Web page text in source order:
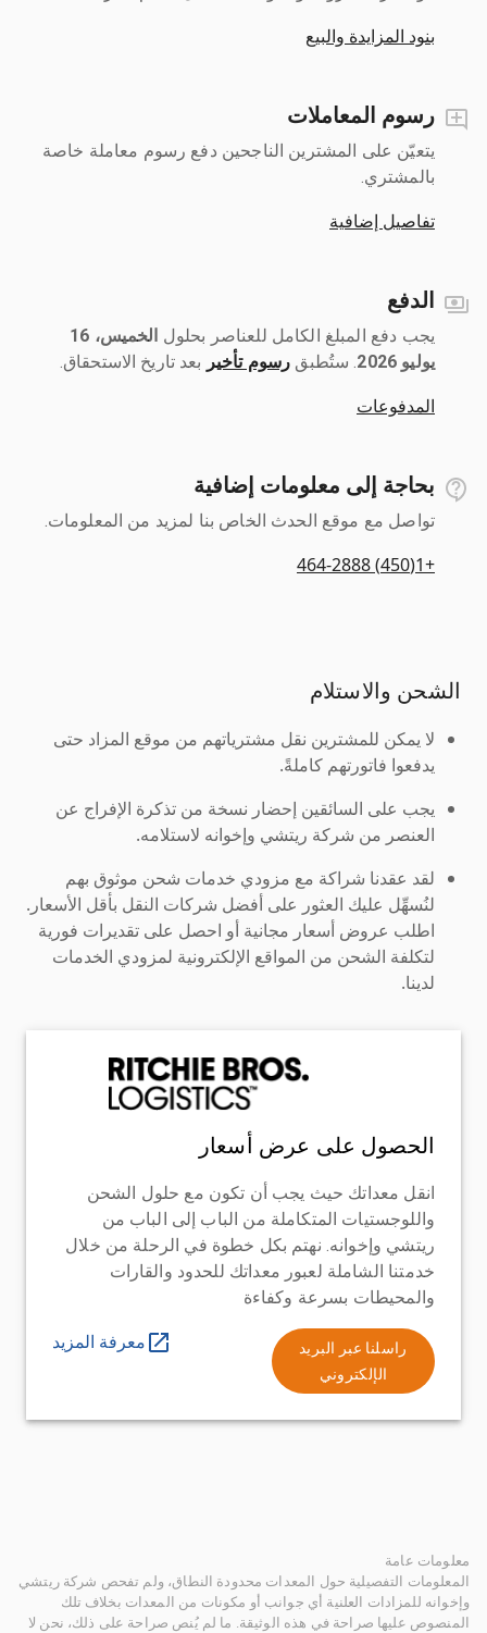
بنود المزايدة والبيع
رسوم المعاملات
يتعيّن على المشترين الناجحين دفع رسوم معاملة خاصة
بالمشتري.
تفاصيل إضافية
الدفع
يجب دفع المبلغ الكامل للعناصر بحلول ‎
الخميس، 16
يوليو 2026
رسوم تأخير بعد تاريخ الاستحقاق.
المدفوعات
بحاجة إلى معلومات إضافية
تواصل مع موقع الحدث الخاص بنا لمزيد من المعلومات.
+1(450) 464-2888
الشحن والاستلام
لا يمكن للمشترين نقل مشترياتهم من موقع المزاد حتى
يدفعوا فاتورتهم كاملةً.
يجب على السائقين إحضار نسخة من تذكرة الإفراج عن
العنصر من شركة ريتشي وإخوانه لاستلامه.
لقد عقدنا شراكة مع مزودي خدمات شحن موثوق بهم
لنُسهِّل عليك العثور على أفضل شركات النقل بأقل الأسعار.
اطلب عروض أسعار مجانية أو احصل على تقديرات فورية
لتكلفة الشحن من المواقع الإلكترونية لمزودي الخدمات
لدينا.
الحصول على عرض أسعار
انقل معداتك حيث يجب أن تكون مع حلول الشحن
واللوجستيات المتكاملة من الباب إلى الباب من
ريتشي وإخوانه. نهتم بكل خطوة في الرحلة من خلال
خدمتنا الشاملة لعبور معداتك للحدود والقارات
والمحيطات بسرعة وكفاءة
راسلنا عبر البريد
الإلكتروني
معرفة المزيد
معلومات عامة
المعلومات التفصيلية حول المعدات محدودة النطاق، ولم تفحص شركة ريتشي
وإخوانه للمزادات العلنية أي جوانب أو مكونات من المعدات بخلاف تلك
المنصوص عليها صراحة في هذه الوثيقة. ما لم يُنص صراحة على ذلك، نحن لا